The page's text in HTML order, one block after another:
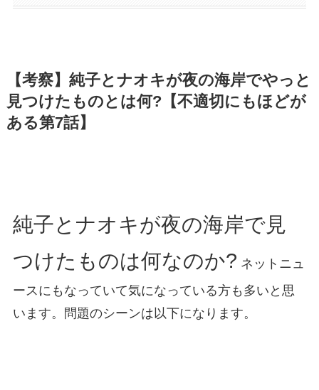
【考察】純子とナオキが夜の海岸でやっと
見つけたものとは何?【不適切にもほどが
ある第7話】
純子とナオキが夜の海岸で見
つけたものは何なのか? ネットニュ
ースにもなっていて気になっている方も多いと思
います。問題のシーンは以下になります。